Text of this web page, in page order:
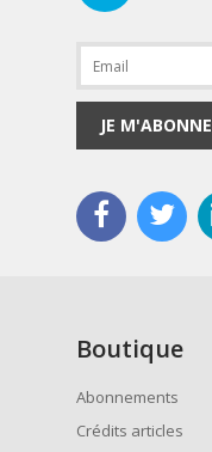
JE M'ABONNE
Boutique
Abonnements
Crédits articles